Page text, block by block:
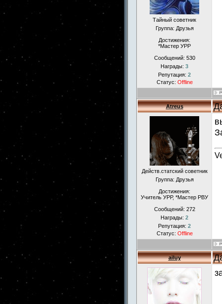
Тайный советник
Группа: Друзья
Достижения:
*Мастер УРР
Сообщений: 530
Награды: 3
Репутация: 2
Статус: Offline
Atreus
Действ.статский советник
Группа: Друзья
Достижения:
Учитель УРР, *Мастер РВУ
Сообщений: 272
Награды: 2
Репутация: 2
Статус: Offline
ailuy